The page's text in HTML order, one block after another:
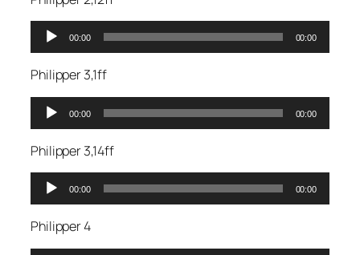
Audio-
Player
00:00 00:00
Philipper 3,1ff
Audio-
Player
00:00 00:00
Philipper 3,14ff
Audio-
Player
00:00 00:00
Philipper 4